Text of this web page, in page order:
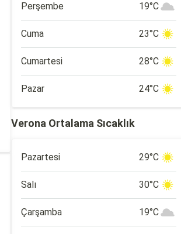
Perşembe 19°C
Cuma 23°C
Cumartesi 28°C
Pazar 24°C
Verona Ortalama Sıcaklık
Pazartesi 29°C
Salı 30°C
Çarşamba 19°C